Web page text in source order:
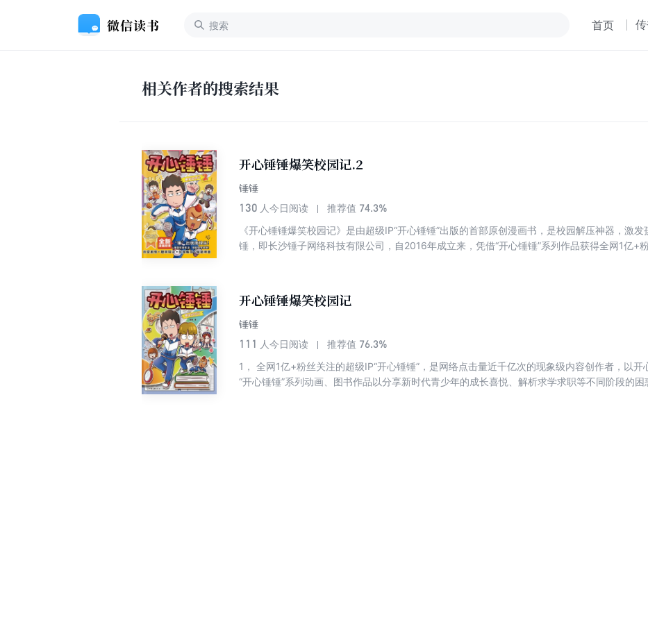
首页
相关作者的搜索结果
开心锤锤爆笑校园记.2
锤锤
130 人今日阅读 推荐值 74.3%
《开心锤锤爆笑校园记》是由超级IP“开心锤锤”出版的首部原创漫画书，是校园解压神器，激发孩子的自
锤，即长沙锤子网络科技有限公司，自2016年成立来，凭借“开心锤锤”系列作品获得全网1亿+
压，随书另送特别赠阅册，一起收获优质高级的快乐！
开心锤锤爆笑校园记
锤锤
111 人今日阅读 推荐值 76.3%
1， 全网1亿+粉丝关注的超级IP“开心锤锤”，是网络点击量近千亿次的现象级内容创作者，以
“开心锤锤”系列动画、图书作品以分享新时代青少年的成长喜悦、解析求学求职等不同阶段的